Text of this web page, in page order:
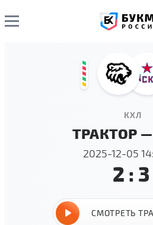
КХЛ
ТРАКТОР
2025-12-05
2:3
СМОТРЕТЬ